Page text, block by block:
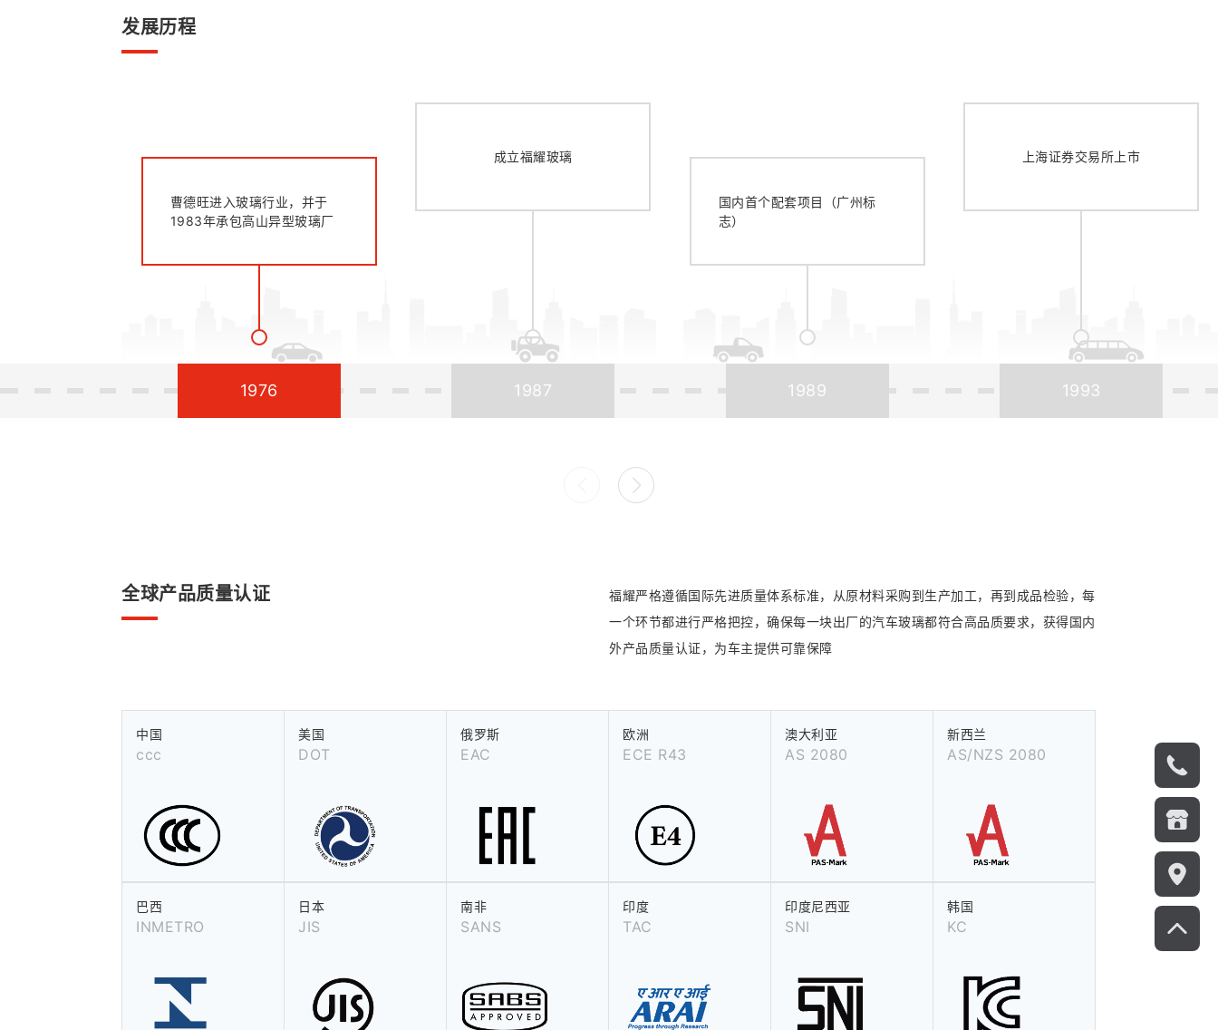
发展历程
曹德旺进入玻璃行业，并于
1983年承包高山异型玻璃厂
1976
成立福耀玻璃
1987
国内首个配套项目（广州标
志）
1989
上海证券交易所上市
1993
全球产品质量认证
福耀严格遵循国际先进质量体系标准，从原材料采购到生产加工，再到成品检验，每
一个环节都进行严格把控，确保每一块出厂的汽车玻璃都符合高品质要求，获得国内
外产品质量认证，为车主提供可靠保障
中国
ccc
美国
DOT
俄罗斯
EAC
欧洲
ECE R43
澳大利亚
AS 2080
新西兰
AS/NZS 2080
巴西
INMETRO
日本
JIS
南非
SANS
印度
TAC
印度尼西亚
SNI
韩国
KC